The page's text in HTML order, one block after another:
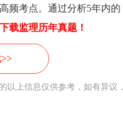
频考点。通过分析5年内的
载监理历年真题！
以上信息仅供参考，如有异议，